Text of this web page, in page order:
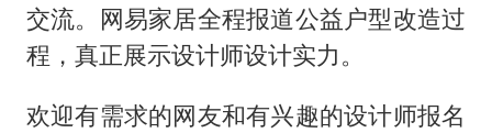
交流。网易家居全程报道公益户型改造过
程，真正展示设计师设计实力。
欢迎有需求的网友和有兴趣的设计师报名